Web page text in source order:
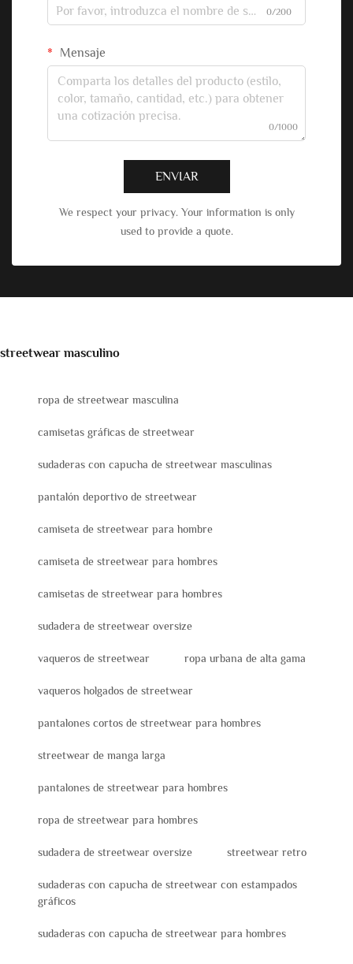
0/200
Mensaje
0/1000
ENVIAR
We respect your privacy. Your information is only
used to provide a quote.
streetwear masculino
ropa de streetwear masculina
camisetas gráficas de streetwear
sudaderas con capucha de streetwear masculinas
pantalón deportivo de streetwear
camiseta de streetwear para hombre
camiseta de streetwear para hombres
camisetas de streetwear para hombres
sudadera de streetwear oversize
vaqueros de streetwear ropa urbana de alta gama
vaqueros holgados de streetwear
pantalones cortos de streetwear para hombres
streetwear de manga larga
pantalones de streetwear para hombres
ropa de streetwear para hombres
sudadera de streetwear oversize streetwear retro
sudaderas con capucha de streetwear con estampados
gráficos
sudaderas con capucha de streetwear para hombres